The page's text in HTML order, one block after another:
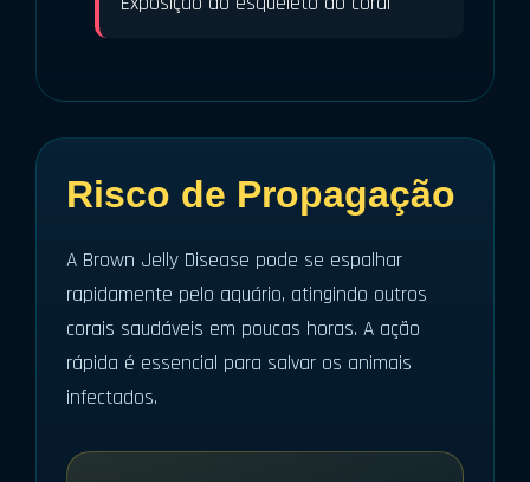
Risco de Propagação
A Brown Jelly Disease pode se espalhar
rapidamente pelo aquário, atingindo outros
corais saudáveis em poucas horas. A ação
rápida é essencial para salvar os animais
infectados.